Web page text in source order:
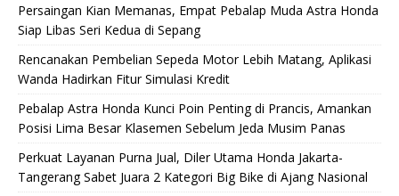
Persaingan Kian Memanas, Empat Pebalap Muda Astra Honda
Siap Libas Seri Kedua di Sepang
Rencanakan Pembelian Sepeda Motor Lebih Matang, Aplikasi
Wanda Hadirkan Fitur Simulasi Kredit
Pebalap Astra Honda Kunci Poin Penting di Prancis, Amankan
Posisi Lima Besar Klasemen Sebelum Jeda Musim Panas
Perkuat Layanan Purna Jual, Diler Utama Honda Jakarta-
Tangerang Sabet Juara 2 Kategori Big Bike di Ajang Nasional